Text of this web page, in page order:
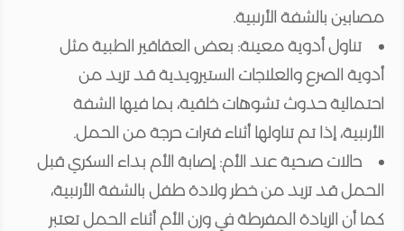
مصابين بالشفة الأرنبية.
تناول أدوية معينة: بعض العقاقير الطبية مثل
أدوية الصرع والعلاجات الستيرويدية قد تزيد من
احتمالية حدوث تشوهات خلقية، بما فيها الشفة
الأرنبية، إذا تم تناولها أثناء فترات حرجة من الحمل.
حالات صحية عند الأم: إصابة الأم بداء السكري قبل
الحمل قد تزيد من خطر ولادة طفل بالشفة الأرنبية،
كما أن الزيادة المفرطة في وزن الأم أثناء الحمل تعتبر